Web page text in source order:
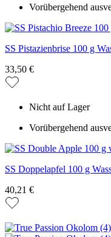
Vorübergehend
SS Pistazienbrise 100 g
33,50 €
Nicht auf Lager
Vorübergehend
SS Doppelapfel 100 g
40,21 €